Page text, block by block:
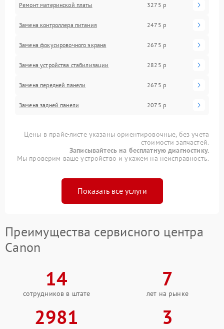
Ремонт материнской платы 3275 р
Замена контроллера питания 2475 р
Замена фокусировочного экрана 2675 р
Замена устройства стабилизации 2825 р
Замена передней панели 2675 р
Замена задней панели 2075 р
Цены в прайс-листе указаны ориентировочные, без учета
стоимости запчастей.
Записывайтесь на бесплатную диагностику.
Мы проверим ваше устройство и укажем на неисправность.
Показать все услуги
Преимущества сервисного центра
Canon
14
сотрудников в штате
7
лет на рынке
2981 3